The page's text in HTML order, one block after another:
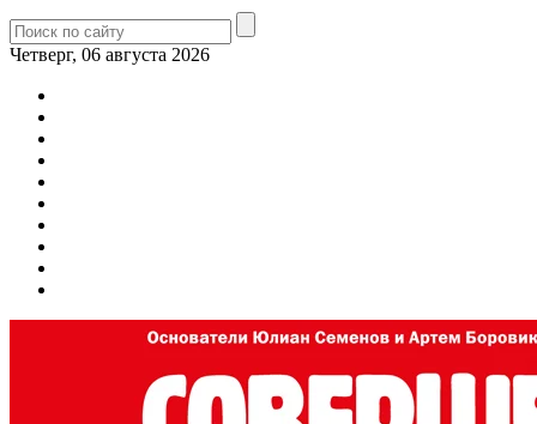
Четверг, 06 августа 2026